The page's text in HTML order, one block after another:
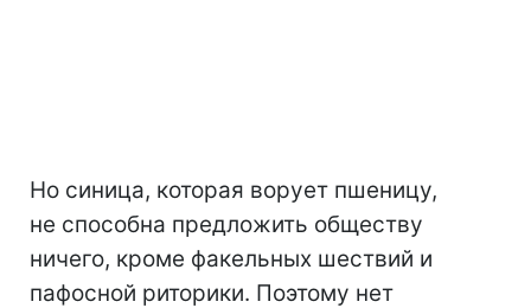
Но синица, которая ворует пшеницу,
не способна предложить обществу
ничего, кроме факельных шествий и
пафосной риторики. Поэтому нет